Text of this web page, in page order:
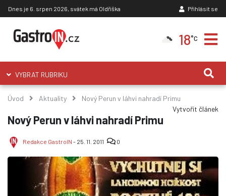
Dnes je 6. srpen 2026, svátek má Oldřiška Přihlásit se
18°C
VYBRAT RUBRIKU
Úvod Aktuality
Nový Perun v láhvi nahradí Primu
Vytvořit článek
Nový Perun v láhvi nahradí Primu
Redakce GastroIN - 25. 11. 2011 0